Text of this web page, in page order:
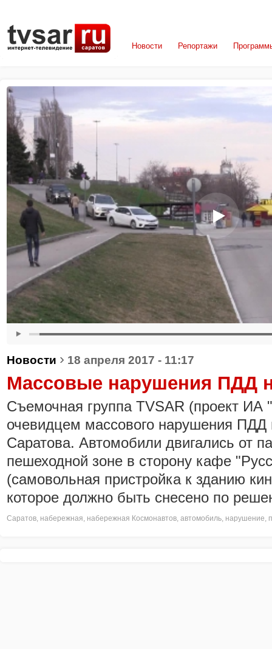
Новости Репортажи
Новости › 18 апреля 2017 - 11:17
Массовые нарушения ПДД
Съемочная группа TVSAR (проект ИА
очевидцем массового нарушения ПДД
Саратова. Автомобили двигались от
пешеходной зоне в сторону кафе
(самовольная пристройка к зданию
которое должно быть снесено по
Саратов, набережная, набережная Космонавтов, автомобиль, нарушение,